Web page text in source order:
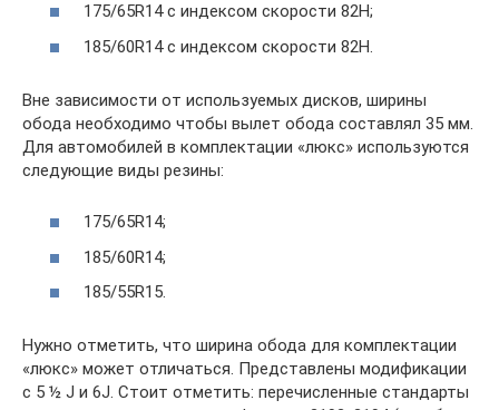
175/65R14 с индексом скорости 82Н;
185/60R14 с индексом скорости 82Н.
Вне зависимости от используемых дисков, ширины
обода необходимо чтобы вылет обода составлял 35 мм.
Для автомобилей в комплектации «люкс» используются
следующие виды резины:
175/65R14;
185/60R14;
185/55R15.
Нужно отметить, что ширина обода для комплектации
«люкс» может отличаться. Представлены модификации
с 5 ½ J и 6J. Стоит отметить: перечисленные стандарты